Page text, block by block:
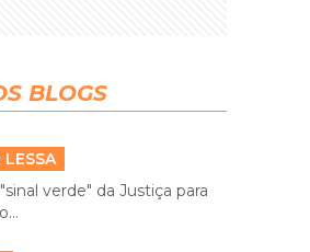
BLOGS
verde" da Justiça para